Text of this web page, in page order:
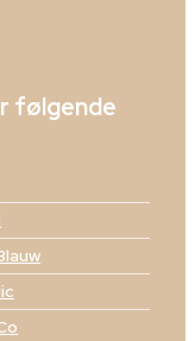
følgende